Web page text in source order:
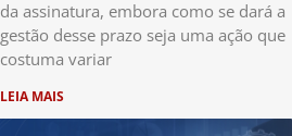
da assinatura, embora como se dará a
gestão desse prazo seja uma ação que
costuma variar
LEIA MAIS